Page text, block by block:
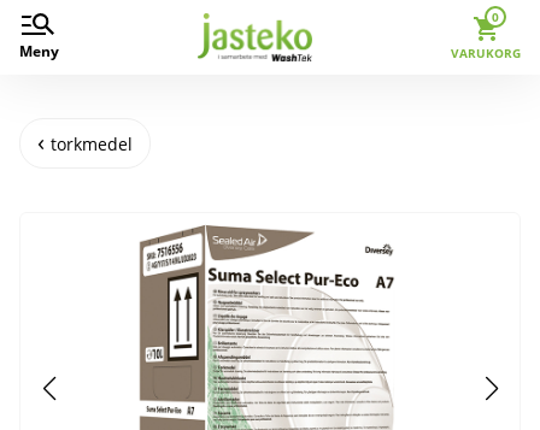
Meny
0
VARUKORG
torkmedel